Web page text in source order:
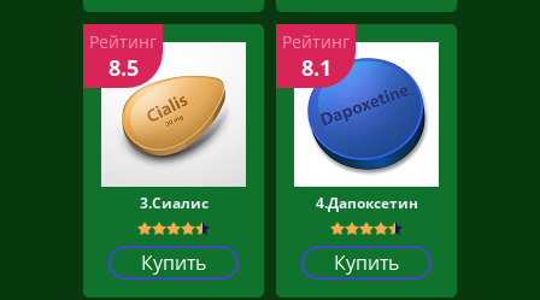
3.Сиалис
Купить
Рейтинг
8.5
4.Дапоксетин
Купить
Рейтинг
8.1